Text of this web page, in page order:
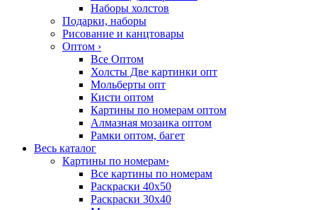
Наборы холстов
Подарки, наборы
Рисование и канцтовары
Оптом ›
Все Оптом
Холсты Две картинки опт
Мольберты опт
Кисти оптом
Картины по номерам оптом
Алмазная мозаика оптом
Рамки оптом, багет
Весь каталог
Картины по номерам›
Все картины по номерам
Раскраски 40х50
Раскраски 30х40